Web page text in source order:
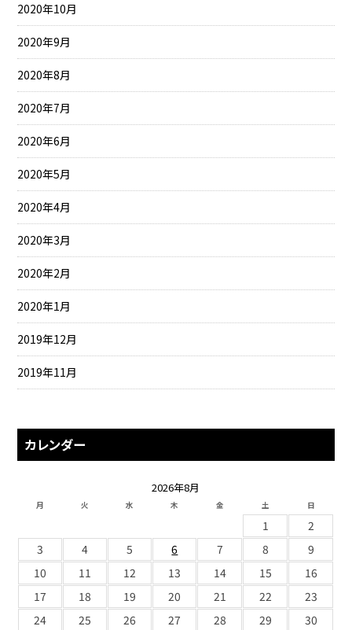
2020年10月
2020年9月
2020年8月
2020年7月
2020年6月
2020年5月
2020年4月
2020年3月
2020年2月
2020年1月
2019年12月
2019年11月
カレンダー
2026年8月
月 火 水 木 金 土 日
1
2
3
4 5 6 7 8
9
10
11 12 13 14 15
16
17
18 19 20 21 22
23
24
25 26 27 28 29 30